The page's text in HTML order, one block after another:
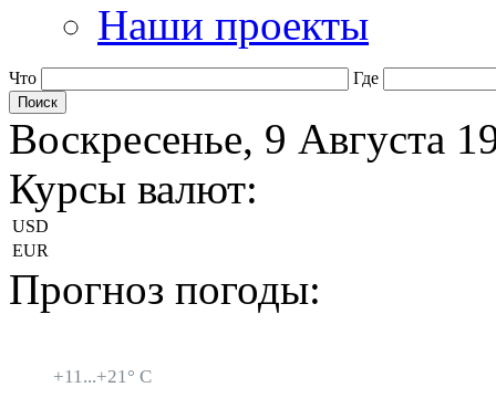
Наши проекты
Что Где
Воскресенье, 9 Августа
Курсы валют:
USD
EUR
Прогноз погоды:
+11...+21° C